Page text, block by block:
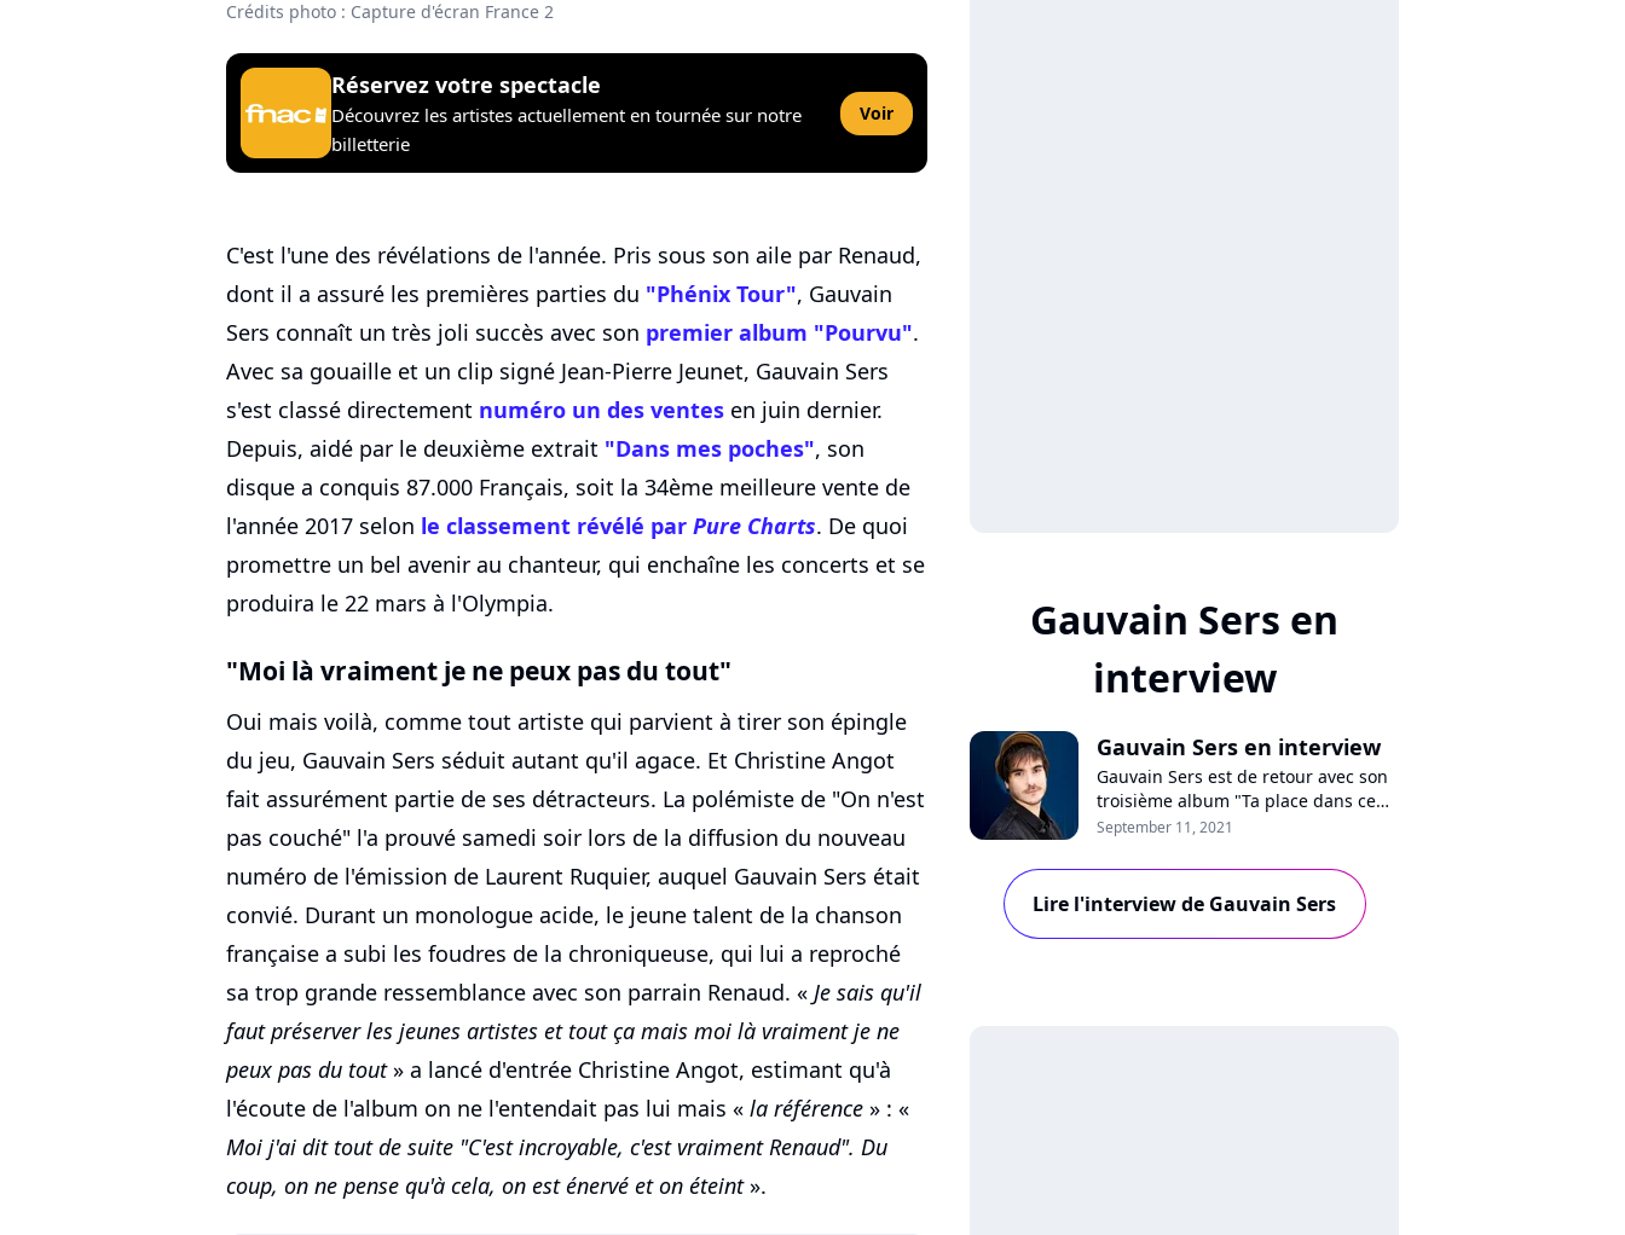
Crédits photo : Capture d'écran France 2
Réservez votre spectacle
Découvrez les artistes actuellement en tournée sur notre
billetterie
Voir
C'est l'une des révélations de l'année. Pris sous son aile par Renaud,
dont il a assuré les premières parties du "Phénix Tour", Gauvain
Sers connaît un très joli succès avec son premier album "Pourvu".
Avec sa gouaille et un clip signé Jean-Pierre Jeunet, Gauvain Sers
s'est classé directement numéro un des ventes en juin dernier.
Depuis, aidé par le deuxième extrait "Dans mes poches", son
disque a conquis 87.000 Français, soit la 34ème meilleure vente de
l'année 2017 selon le classement révélé par Pure Charts. De quoi
promettre un bel avenir au chanteur, qui enchaîne les concerts et se
produira le 22 mars à l'Olympia.
"Moi là vraiment je ne peux pas du tout"
Oui mais voilà, comme tout artiste qui parvient à tirer son épingle
du jeu, Gauvain Sers séduit autant qu'il agace. Et Christine Angot
fait assurément partie de ses détracteurs. La polémiste de "On n'est
pas couché" l'a prouvé samedi soir lors de la diffusion du nouveau
numéro de l'émission de Laurent Ruquier, auquel Gauvain Sers était
convié. Durant un monologue acide, le jeune talent de la chanson
française a subi les foudres de la chroniqueuse, qui lui a reproché
sa trop grande ressemblance avec son parrain Renaud. « Je sais qu'il
faut préserver les jeunes artistes et tout ça mais moi là vraiment je ne
peux pas du tout» a lancé d'entrée Christine Angot, estimant qu'à
l'écoute de l'album on ne l'entendait pas lui mais « la référence » : «
Moi j'ai dit tout de suite "C'est incroyable, c'est vraiment Renaud". Du
coup, on ne pense qu'à cela, on est énervé et on éteint».
Gauvain Sers en
interview
Gauvain Sers en interview
Gauvain Sers est de retour avec son
troisième album "Ta place dans ce
monde". Depuis un bar parisien, le
son disque propulsé numéro deux
des ventes, ses thématiques sociales
et politiques engagées, le succès ou
encore les comparaisons avec
September 11, 2021
Lire l'interview de Gauvain Sers